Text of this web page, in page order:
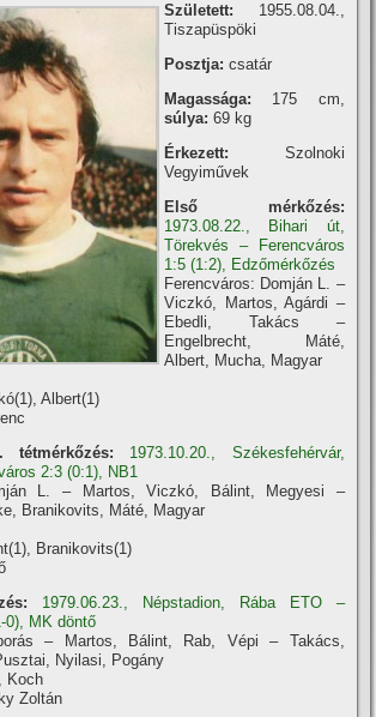
Született: 1955.08.04.,
Tiszapüspöki
Posztja: csatár
Magassága: 175 cm,
súlya: 69 kg
Érkezett: Szolnoki
Vegyiművek
Első mérkőzés:
1973.08.22., Bihari út,
Törekvés – Ferencváros
1:5 (1:2), Edzőmérkőzés
Ferencváros: Domján L. –
Viczkó, Martos, Agárdi –
Ebedli, Takács –
Engelbrecht, Máté,
Albert, Mucha, Magyar
Albert(1)
1973.10.20., Székesfehérvár,
2:3 (0:1), NB1
L. – Martos, Viczkó, Bálint, Megyesi –
Branikovits, Máté, Magyar
Branikovits(1)
1979.06.23., Népstadion, Rába ETO –
0), MK döntő
– Martos, Bálint, Rab, Vépi – Takács,
Nyilasi, Pogány
Koch
Zoltán